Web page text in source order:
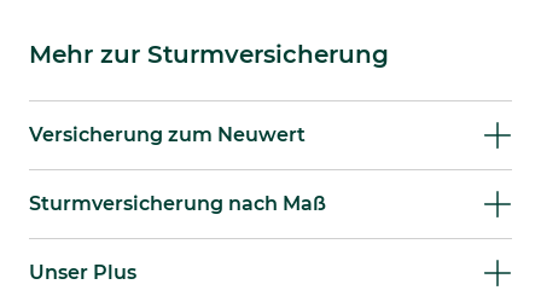
Mehr zur Sturmversicherung
Versicherung zum Neuwert
Sturmversicherung nach Maß
Unser Plus